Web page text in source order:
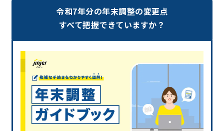
令和7年分の年末調整の変更点
すべて把握できていますか？